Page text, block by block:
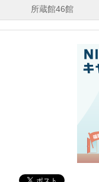
所蔵館46館